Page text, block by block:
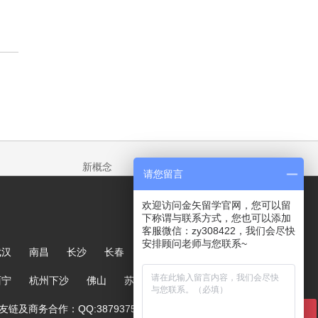
新概念
南昌 长沙 长春 哈尔滨 大连 郑州
杭州下沙 佛山 苏州
商务合作：QQ:387937567
请您留言
欢迎访问金矢留学官网，您可以留
下称谓与联系方式，您也可以添加
客服微信：zy308422，我们会尽快
安排顾问老师与您联系~